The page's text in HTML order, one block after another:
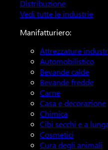
Distribuzione
Vedi tutte le industrie
Manifatturiero:
Attrezzature
Automobilistico
Bevande calde
Bevande fredde
Carne
Casa e decorazione
Chimica
Cibi secchi e a
Cosmetici
Cura degli animali